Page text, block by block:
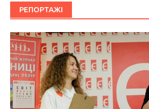
РЕПОРТАЖІ